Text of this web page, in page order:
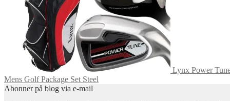
Lynx Power
Mens Golf Package Set Steel
Abonner på blog via e-mail